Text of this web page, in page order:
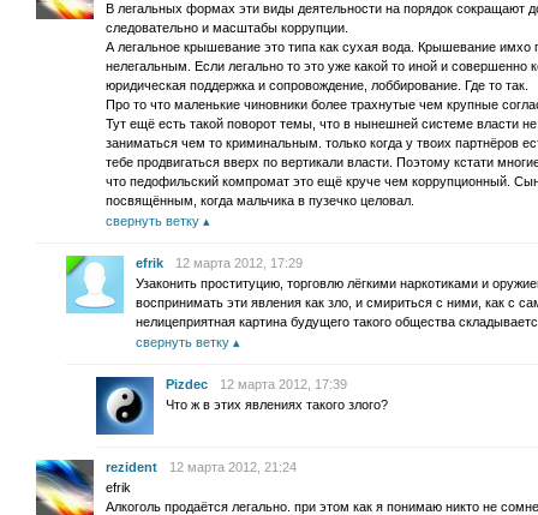
В легальных формах эти виды деятельности на порядок сокращают
следовательно и масштабы коррупции.
А легальное крышевание это типа как сухая вода. Крышевание имхо
нелегальным. Если легально то это уже какой то иной и совершенно
юридическая поддержка и сопровождение, лоббирование. Где то так.
Про то что маленькие чиновники более трахнутые чем крупные
Тут ещё есть такой поворот темы, что в нынешней системе власти
заниматься чем то криминальным. только когда у твоих партнёров
тебе продвигаться вверх по вертикали власти. Поэтому кстати
что педофильский компромат это ещё круче чем коррупционный.
посвящённым, когда мальчика в пузечко целовал.
свернуть ветку
efrik
12 марта 2012, 17:29
Узаконить проституцию, торговлю лёгкими наркотиками и
воспринимать эти явления как зло, и смириться с ними, как с
нелицеприятная картина будущего такого общества
свернуть ветку
Pizdec
12 марта 2012, 17:39
Что ж в этих явлениях такого злого?
rezident
12 марта 2012, 21:24
efrik
Алкоголь продаётся легально. при этом как я понимаю никто не